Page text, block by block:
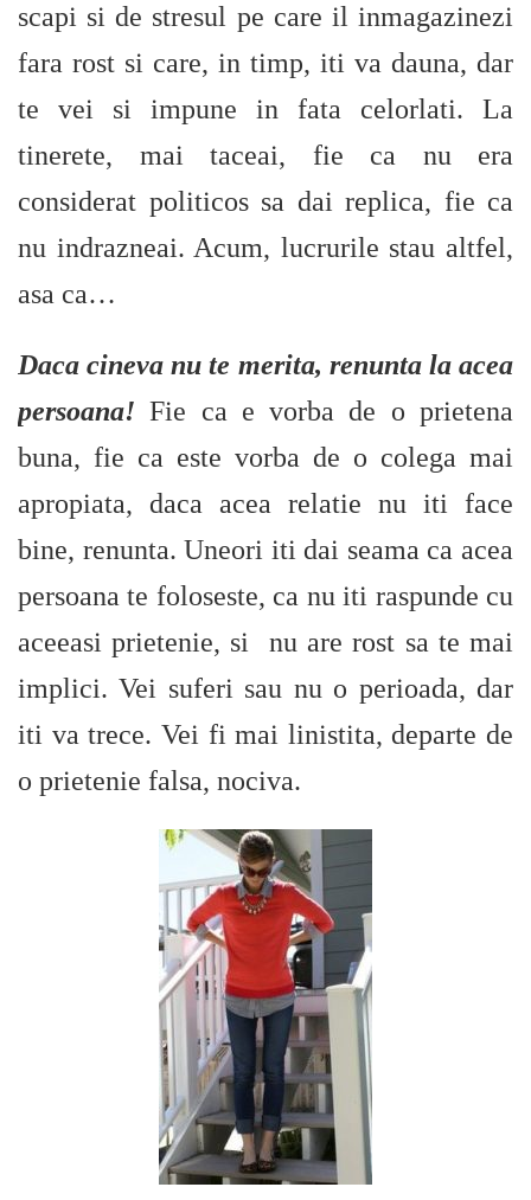
scapi si de stresul pe care il inmagazinezi
fara rost si care, in timp, iti va dauna, dar
te vei si impune in fata celorlati. La
tinerete, mai taceai, fie ca nu era
considerat politicos sa dai replica, fie ca
nu indrazneai. Acum, lucrurile stau altfel,
asa ca…
Daca cineva nu te merita, renunta la acea
persoana! Fie ca e vorba de o prietena
buna, fie ca este vorba de o colega mai
apropiata, daca acea relatie nu iti face
bine, renunta. Uneori iti dai seama ca acea
persoana te foloseste, ca nu iti raspunde cu
aceeasi prietenie, si nu are rost sa te mai
implici. Vei suferi sau nu o perioada, dar
iti va trece. Vei fi mai linistita, departe de
o prietenie falsa, nociva.